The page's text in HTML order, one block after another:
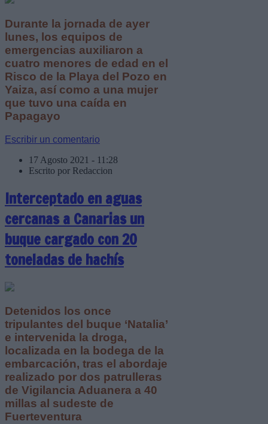
Durante la jornada de ayer
lunes, los equipos de
emergencias auxiliaron a
cuatro menores de edad en el
Risco de la Playa del Pozo en
Yaiza, así como a una mujer
que tuvo una caída en
Papagayo
Escribir un comentario
17 Agosto 2021 - 11:28
Escrito por Redaccion
Interceptado en aguas
cercanas a Canarias un
buque cargado con 20
toneladas de hachís
Detenidos los once
tripulantes del buque ‘Natalia’
e intervenida la droga,
localizada en la bodega de la
embarcación, tras el abordaje
realizado por dos patrulleras
de Vigilancia Aduanera a 40
millas al sudeste de
Fuerteventura